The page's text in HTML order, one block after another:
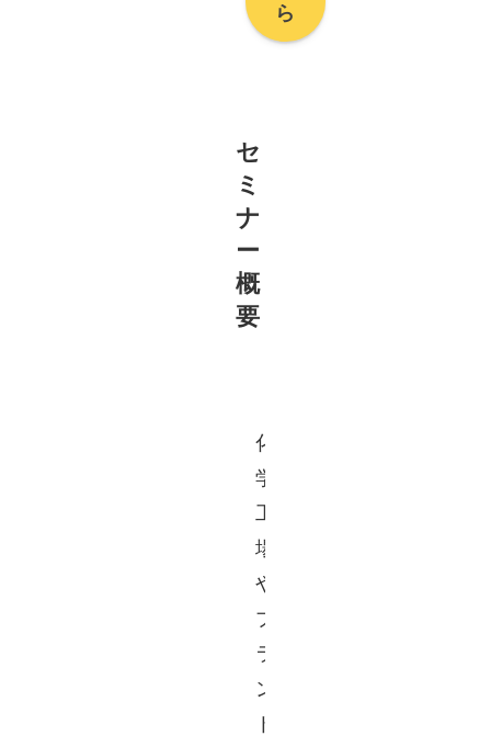
ら
セ
ミ
ナ
ー
概
要
化
学
工
場
や
プ
ラ
ン
ト